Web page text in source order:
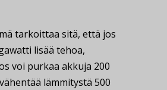
tarkoittaa sitä, että jos
lisää tehoa,
voi purkaa akkuja 200
lämmitystä 500